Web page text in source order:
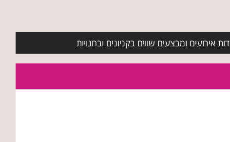
אירועים ומבצעים שווים בקניונים ובחנויות